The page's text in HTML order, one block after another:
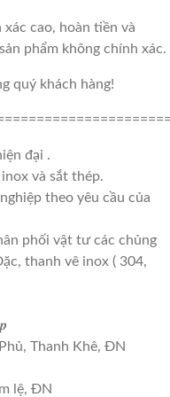
cao, hoàn tiền và
phẩm không chính xác.
quý khách hàng!
đại .
và sắt thép.
theo yêu cầu của
phối vật tư các chủng
thanh vê inox ( 304,
Thanh Khê, ĐN
lệ, ĐN